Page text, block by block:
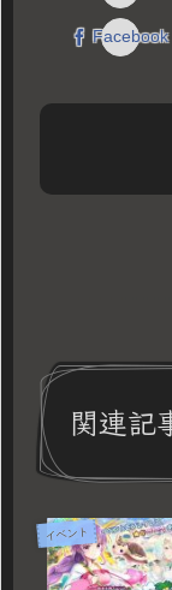
Facebook
関連記
イベント